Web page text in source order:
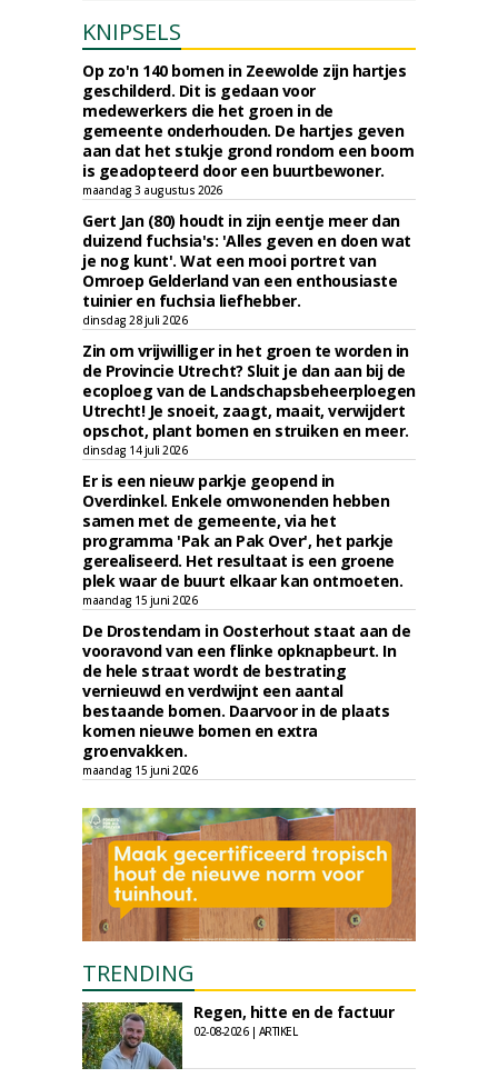
KNIPSELS
Op zo'n 140 bomen in Zeewolde zijn hartjes
geschilderd. Dit is gedaan voor
medewerkers die het groen in de
gemeente onderhouden. De hartjes geven
aan dat het stukje grond rondom een boom
is geadopteerd door een buurtbewoner.
maandag 3 augustus 2026
Gert Jan (80) houdt in zijn eentje meer dan
duizend fuchsia's: 'Alles geven en doen wat
je nog kunt'. Wat een mooi portret van
Omroep Gelderland van een enthousiaste
tuinier en fuchsia liefhebber.
dinsdag 28 juli 2026
Zin om vrijwilliger in het groen te worden in
de Provincie Utrecht? Sluit je dan aan bij de
ecoploeg van de Landschapsbeheerploegen
Utrecht! Je snoeit, zaagt, maait, verwijdert
opschot, plant bomen en struiken en meer.
dinsdag 14 juli 2026
Er is een nieuw parkje geopend in
Overdinkel. Enkele omwonenden hebben
samen met de gemeente, via het
programma 'Pak an Pak Over', het parkje
gerealiseerd. Het resultaat is een groene
plek waar de buurt elkaar kan ontmoeten.
maandag 15 juni 2026
De Drostendam in Oosterhout staat aan de
vooravond van een flinke opknapbeurt. In
de hele straat wordt de bestrating
vernieuwd en verdwijnt een aantal
bestaande bomen. Daarvoor in de plaats
komen nieuwe bomen en extra
groenvakken.
maandag 15 juni 2026
TRENDING
Regen, hitte en de factuur
02-08-2026 | ARTIKEL